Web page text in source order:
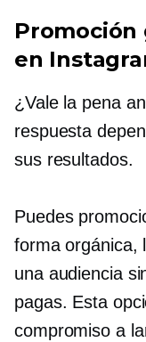
Promoción
en
¿Vale la pena
respuesta
sus resultados.
Puedes
forma orgánica,
una audiencia
pagas. Esta
compromiso a